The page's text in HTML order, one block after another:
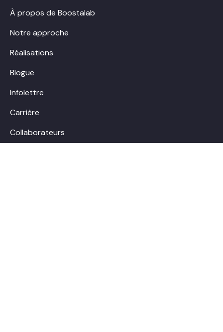
À propos de Boostalab
Notre approche
Réalisations
Blogue
Infolettre
Carrière
Collaborateurs